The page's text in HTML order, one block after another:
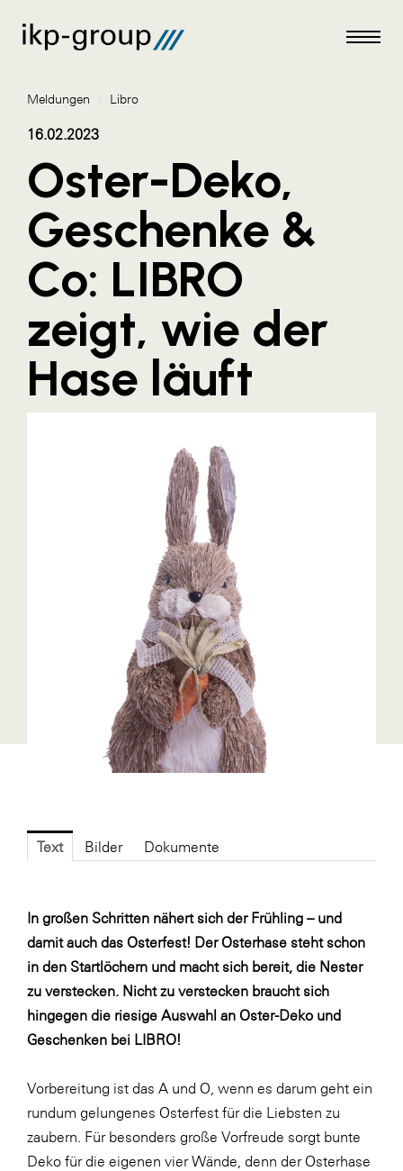
Meldungen
AKTUELLES
ACO
ALEX Krems
Amazon Web Services
Artweger
AustroCel Hallein
Bundesverband Sonnenschutztechnik
Colmobil Austria
Controller Institut
Designer Outlets Parndorf und Salzburg
DOMOFERM
FG UBIT Salzburg
FRoSTA
Gardena
Gas Connect Austria
GBV - Verband gemeinnütziger
Bauvereinigungen
Getzner Werkstoffe
ikp
Johnson & Johnson
JELD-WEN DANA
Meldungen / Libro
16.02.2023
Oster-Deko,
Geschenke &
Co: LIBRO
zeigt, wie der
Hase läuft
Text Bilder Dokumente
In großen Schritten nähert sich der Frühling – und
damit auch das Osterfest! Der Osterhase steht schon
in den Startlöchern und macht sich bereit, die Nester
zu verstecken. Nicht zu verstecken braucht sich
hingegen die riesige Auswahl an Oster-Deko und
Geschenken bei LIBRO!
Vorbereitung ist das A und O, wenn es darum geht ein
rundum gelungenes Osterfest für die Liebsten zu
zaubern. Für besonders große Vorfreude sorgt bunte
Deko für die eigenen vier Wände, denn der Osterhase